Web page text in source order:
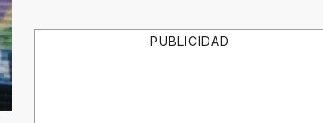
PUBLICIDAD